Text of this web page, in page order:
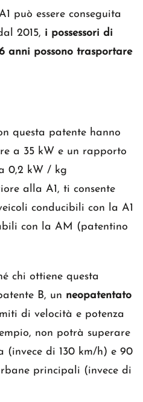
può essere conseguita
2015, i possessori di
anni possono trasportare
questa patente hanno
a 35 kW e un rapporto
0,2 kW / kg
alla A1, ti consente
conducibili con la A1
con la AM (patentino
chi ottiene questa
B, un neopatentato
di velocità e potenza
non potrà superare
(invece di 130 km/h) e 90
principali (invece di